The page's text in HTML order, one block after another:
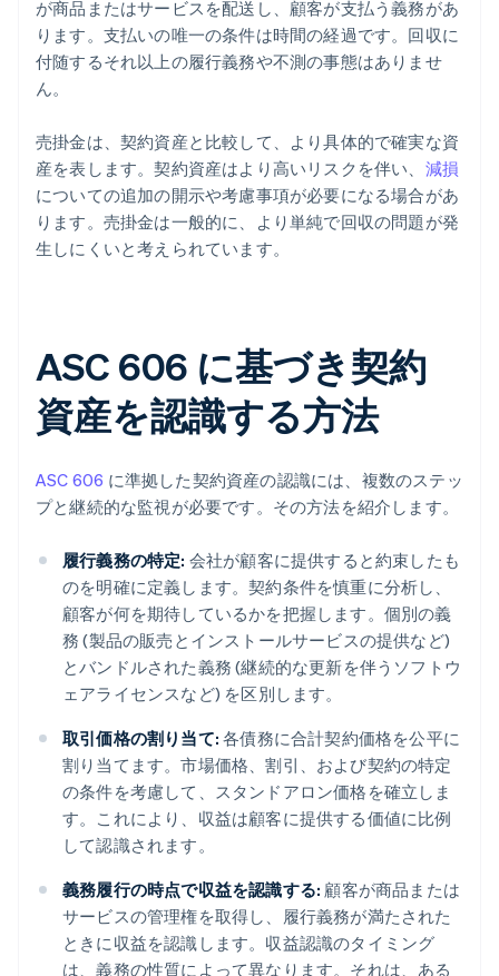
が商品またはサービスを配送し、顧客が支払う義務があ
ります。支払いの唯一の条件は時間の経過です。回収に
付随するそれ以上の履行義務や不測の事態はありませ
ん。
売掛金は、契約資産と比較して、より具体的で確実な資
産を表します。契約資産はより高いリスクを伴い、 減損
についての追加の開示や考慮事項が必要になる場合があ
ります。売掛金は一般的に、より単純で回収の問題が発
生しにくいと考えられています。
ASC 606 に基づき契約
資産を認識する方法
ASC 606 に準拠した契約資産の認識には、複数のステッ
プと継続的な監視が必要です。その方法を紹介します。
履行義務の特定: 会社が顧客に提供すると約束したも
のを明確に定義します。契約条件を慎重に分析し、
顧客が何を期待しているかを把握します。個別の義
務 (製品の販売とインストールサービスの提供など)
とバンドルされた義務 (継続的な更新を伴うソフトウ
ェアライセンスなど) を区別します。
取引価格の割り当て: 各債務に合計契約価格を公平に
割り当てます。市場価格、割引、および契約の特定
の条件を考慮して、スタンドアロン価格を確立しま
す。これにより、収益は顧客に提供する価値に比例
して認識されます。
義務履行の時点で収益を認識する: 顧客が商品または
サービスの管理権を取得し、履行義務が満たされた
ときに収益を認識します。収益認識のタイミング
は、義務の性質によって異なります。それは、ある